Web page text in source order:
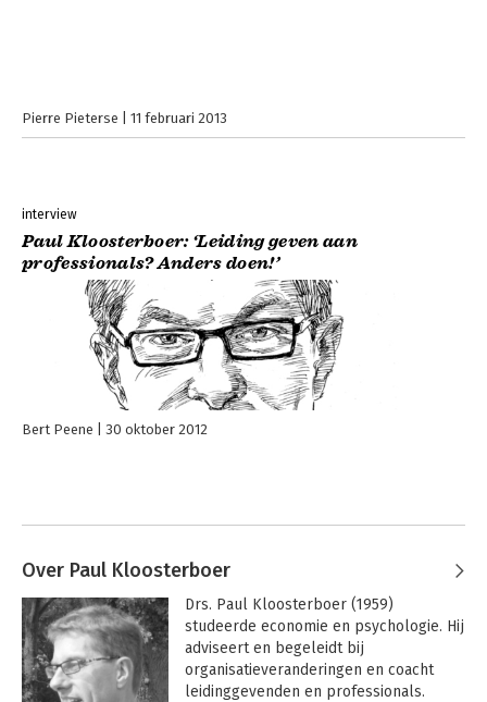
Pierre Pieterse 11 februari 2013
interview
Paul Kloosterboer: ‘Leiding geven aan
professionals? Anders doen!’
Bert Peene 30 oktober 2012
Over Paul Kloosterboer
Drs. Paul Kloosterboer (1959)
studeerde economie en psychologie. Hij
adviseert en begeleidt bij
organisatieveranderingen en coacht
leidinggevenden en professionals.